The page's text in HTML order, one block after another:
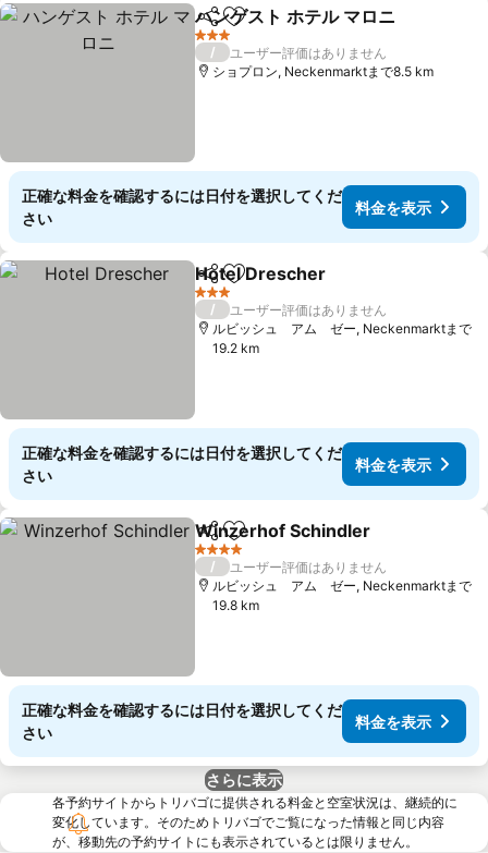
シェアお気に入りに追加
ハンゲスト ホテル マロニ
3 ホテルのランク
/
ユーザー評価はありません
ショプロン, Neckenmarktまで8.5 km
正確な料金を確認するには日付を選択してくだ
さい
料金を表示
シェアお気に入りに追加
Hotel Drescher
3 ホテルのランク
/
ユーザー評価はありません
ルビッシュ アム ゼー, Neckenmarktまで
19.2 km
正確な料金を確認するには日付を選択してくだ
さい
料金を表示
シェアお気に入りに追加
Winzerhof Schindler
4 ホテルのランク
/
ユーザー評価はありません
ルビッシュ アム ゼー, Neckenmarktまで
19.8 km
正確な料金を確認するには日付を選択してくだ
さい
料金を表示
さらに表示
各予約サイトからトリバゴに提供される料金と空室状況は、継続的に
変化しています。そのためトリバゴでご覧になった情報と同じ内容
が、移動先の予約サイトにも表示されているとは限りません。